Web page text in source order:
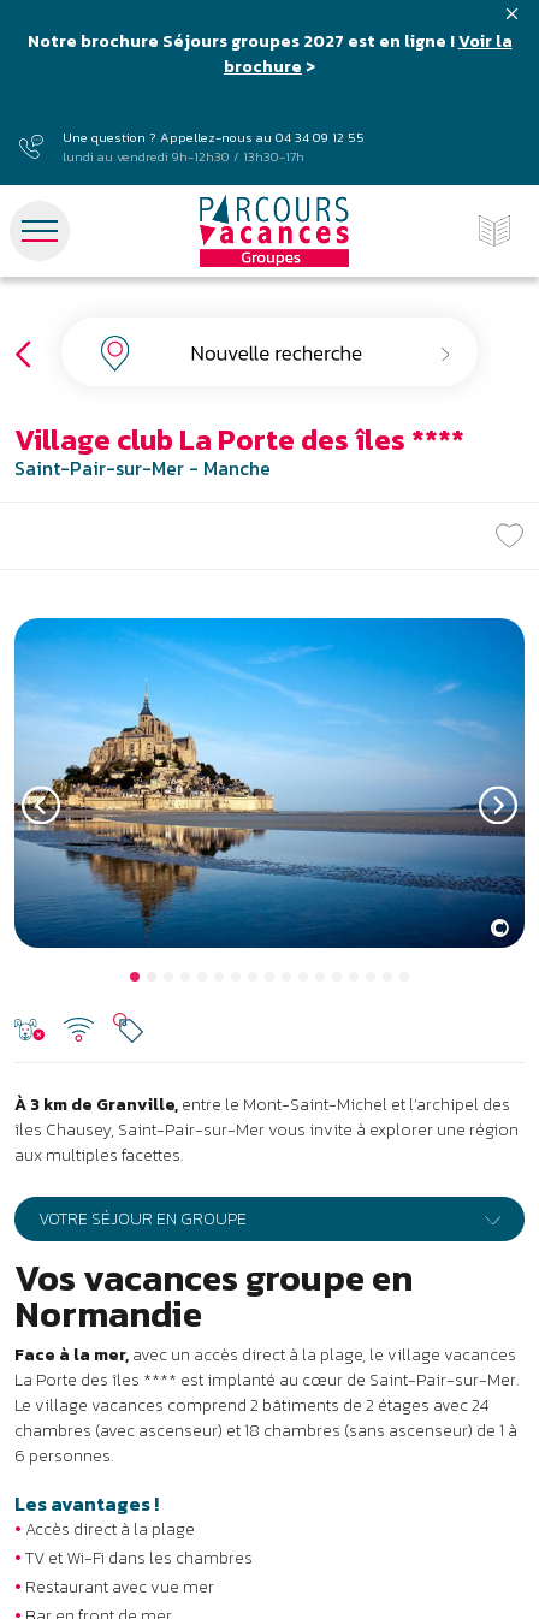
Notre brochure Séjours groupes 2027 est en ligne !Voir la
brochure >
Une question ? Appellez-nous au 04 34 09 12 55
lundi au vendredi 9h-12h30 / 13h30-17h
Village club La Porte des îles ****
Saint-Pair-sur-Mer - Manche
©
Previous
À 3 km de Granville,entre le Mont-Saint-Michel et l’archipel des
îles Chausey, Saint-Pair-sur-Mer vous invite à explorer une région
aux multiples facettes.
VOTRE SÉJOUR EN GROUPE
Vos vacances groupe en
Normandie
Face à la mer,avec un accès direct à la plage, le village vacances
Le village vacances comprend 2 bâtiments de 2 étages avec 24
chambres (avec ascenseur) et 18 chambres (sans ascenseur) de 1 à
6 personnes.
• Accès direct à la plage
•TV et Wi-Fi dans les chambres
•Restaurant avec vue mer
•Bar en front de mer
•Salle de remise en forme et sauna
•Piscine chauffée (suivant période)
•Face aux îles Chausey
•Idéal pour un séjour découverte ou bien-être
Le village vacances La Porte des îles
Ouvert de mars à novembre
42 logements - 180 couverts
3 logements accessibles PMR
Parking autocar - Local à vélos